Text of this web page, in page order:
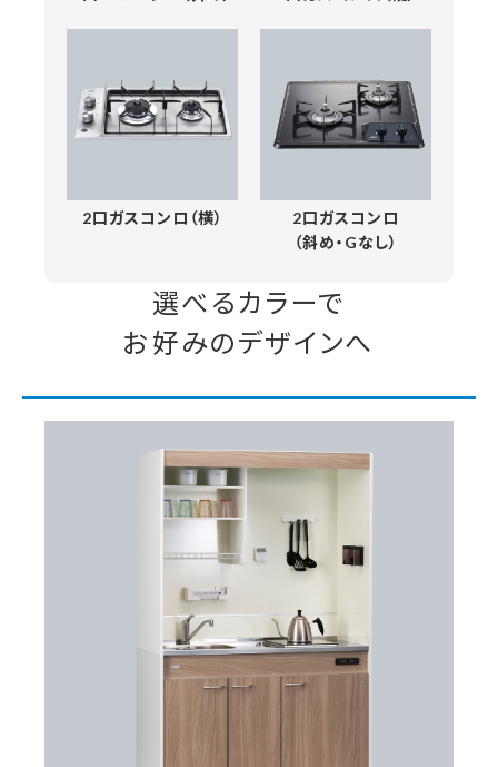
2口ガスコンロ（横）
2口ガスコンロ
（斜め・Gなし）
選べるカラーで
お好みのデザインへ